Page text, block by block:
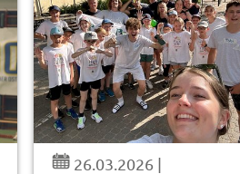
26.03.2026 |